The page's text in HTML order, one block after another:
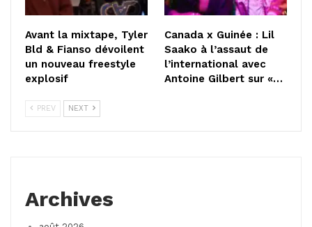
Avant la mixtape, Tyler
Bld & Fianso dévoilent
un nouveau freestyle
explosif
Canada x Guinée : Lil
Saako à l’assaut de
l’international avec
Antoine Gilbert sur «…
PREV NEXT
Archives